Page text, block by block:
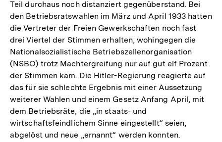
Teil durchaus noch distanziert gegenüberstand. Bei
den Betriebsratswahlen im März und April 1933 hatten
die Vertreter der Freien Gewerkschaften noch fast
drei Viertel der Stimmen erhalten, wohingegen die
Nationalsozialistische Betriebszellenorganisation
(NSBO) trotz Machtergreifung nur auf gut elf Prozent
der Stimmen kam. Die Hitler-Regierung reagierte auf
das für sie schlechte Ergebnis mit einer Aussetzung
weiterer Wahlen und einem Gesetz Anfang April, mit
dem Betriebsräte, die „in staats- und
wirtschaftsfeindlichem Sinne eingestellt“ seien,
abgelöst und neue „ernannt“ werden konnten.